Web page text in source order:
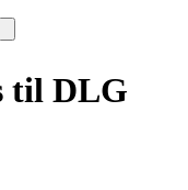
til DLG